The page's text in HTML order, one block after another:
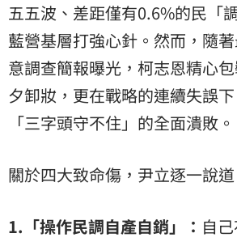
五五波、差距僅有0.6%的民「
藍營基層打強心針。然而，隨
意調查簡報曝光，柯志恩精心
夕卸妝，更在戰略的連續失誤
「三字頭守不住」的全面潰敗。
關於四大致命傷，尹立逐一說道
1.「操作民調自產自銷」： 自